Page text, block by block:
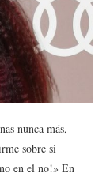
nunca más,
sobre si
en el no!» En